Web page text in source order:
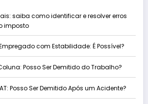
saiba como identificar e resolver erros
imposto
com Estabilidade: É Possível?
Posso Ser Demitido do Trabalho?
Posso Ser Demitido Após um Acidente?